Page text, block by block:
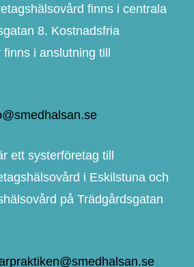
finns i centrala
8. Kostnadsfria
i anslutning till
ett systerföretag till
i Eskilstuna och
på Trädgårdsgatan